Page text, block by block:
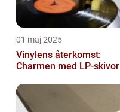
01 maj 2025
Vinylens återkomst:
Charmen med LP-skivor